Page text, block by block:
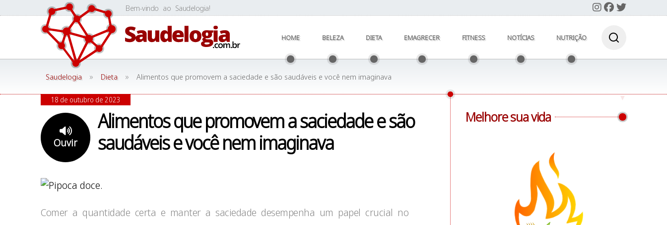
Bem-vindo ao Saudelogia!
HOME BELEZA DIETA EMAGRECER FITNESS NOTÍCIAS NUTRIÇÃO
Saudelogia » Dieta » Alimentos que promovem a saciedade e são saudáveis e você nem imaginava
Alimentos que promovem a saciedade e são
saudáveis e você nem imaginava
Ouvir
18 de outubro de 2023
Comer a quantidade certa e manter a saciedade desempenha um papel crucial no
Melhore sua vida